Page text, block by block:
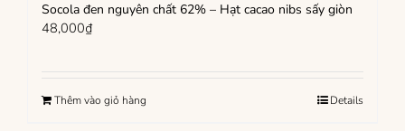
Socola đen nguyên chất 62% – Hạt cacao nibs sấy giòn
48,000₫
Thêm vào giỏ hàng Details